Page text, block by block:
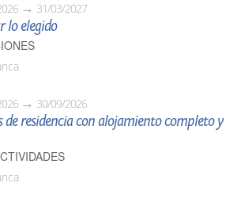
31/03/2027
lo elegido
30/09/2026
de residencia con alojamiento completo y